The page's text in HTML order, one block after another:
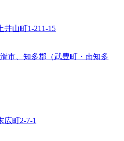
井山町1-211-15
市、知多郡（武豊町・南知多
広町2-7-1